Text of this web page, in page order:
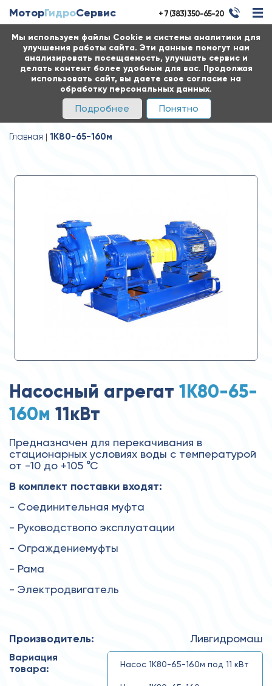
Мы используем файлы Cookie и системы аналитики для
улучшения работы сайта. Эти данные помогут нам
анализировать посещаемость, улучшать сервис и
делать контент более удобным для вас. Продолжая
использовать сайт, вы даете свое согласие на
обработку персональных данных.
Подробнее Понятно
МоторГидроСервис + 7 (383) 350-65-20
Главная 1К80-65-160м
Насосный агрегат 1К80-65-
160м 11кВт
Предназначен для перекачивания в
стационарных условиях воды с температурой
от -10 до +105 °С
В комплект поставки входят:
- Соединительная муфта
- Руководствопо эксплуатации
- Ограждениемуфты
- Рама
- Электродвигатель
Производитель: Ливгидромаш
Вариация
товара:
Насос 1К80-65-160м под 11 кВт